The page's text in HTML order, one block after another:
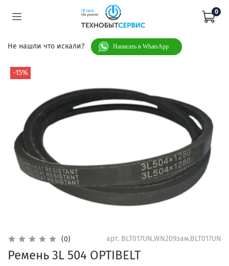
0
Не нашли что искали? Написать в WhatsApp
-15%
(0) арт. BLT017UN,WN209зам.BLT017UN
Ремень 3L 504 OPTIBELT